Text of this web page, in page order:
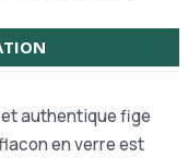
authentique fige
en verre est